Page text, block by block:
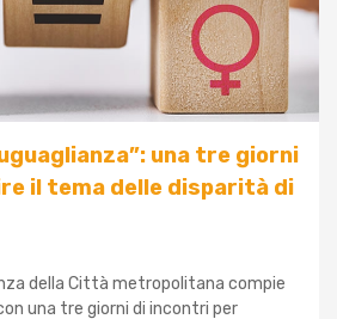
una tre giorni
il tema delle disparità di
della Città metropolitana compie
una tre giorni di incontri per